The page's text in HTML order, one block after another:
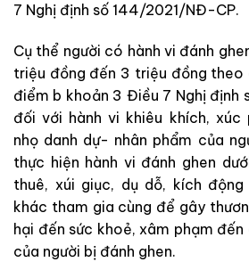
7 Nghị định số 144/2021/NĐ-CP.
Cụ thể người có hành vi đánh
triệu đồng đến 3 triệu đồng theo
điểm b khoản 3 Điều 7 Nghị định
đối với hành vi khiêu khích, xúc
nhọ danh dự- nhân phẩm của
thực hiện hành vi đánh ghen
thuê, xúi giục, dụ dỗ, kích
khác tham gia cùng để gây
hại đến sức khoẻ, xâm phạm đến
của người bị đánh ghen.